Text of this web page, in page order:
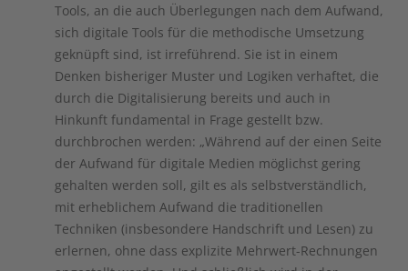
Tools, an die auch Überlegungen nach dem Aufwand,
sich digitale Tools für die methodische Umsetzung
geknüpft sind, ist irreführend. Sie ist in einem
Denken bisheriger Muster und Logiken verhaftet, die
durch die Digitalisierung bereits und auch in
Hinkunft fundamental in Frage gestellt bzw.
durchbrochen werden: „Während auf der einen Seite
der Aufwand für digitale Medien möglichst gering
gehalten werden soll, gilt es als selbstverständlich,
mit erheblichem Aufwand die traditionellen
Techniken (insbesondere Handschrift und Lesen) zu
erlernen, ohne dass explizite Mehrwert-Rechnungen